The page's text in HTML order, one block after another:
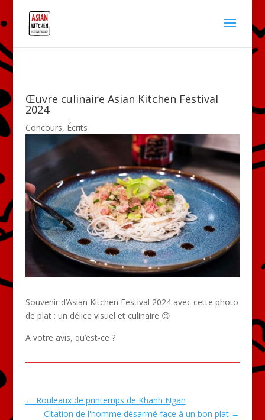
Œuvre culinaire Asian Kitchen Festival
2024
Concours, Écrits
Souvenir d’Asian Kitchen Festival 2024 avec cette photo
de plat : un délice visuel et culinaire 😉
A votre avis, qu’est-ce ?
← Rouleaux de printemps de Khanh Ngan
Citation de l'homme désarmé face à un bon plat →